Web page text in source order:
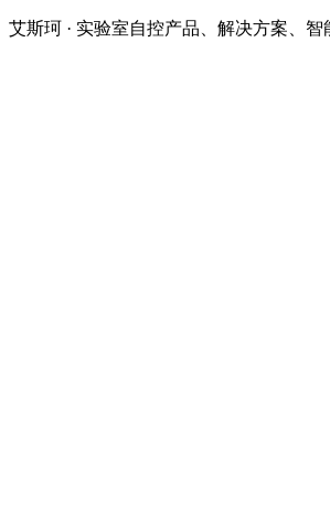
艾斯珂 · 实验室自控产品、解决方案、